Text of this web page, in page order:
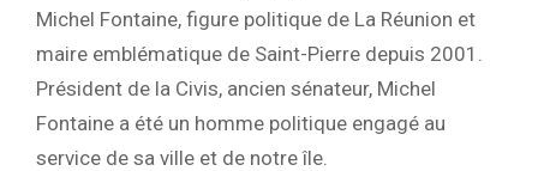
Michel Fontaine, figure politique de La Réunion et
maire emblématique de Saint-Pierre depuis 2001.
Président de la Civis, ancien sénateur, Michel
Fontaine a été un homme politique engagé au
service de sa ville et de notre île.